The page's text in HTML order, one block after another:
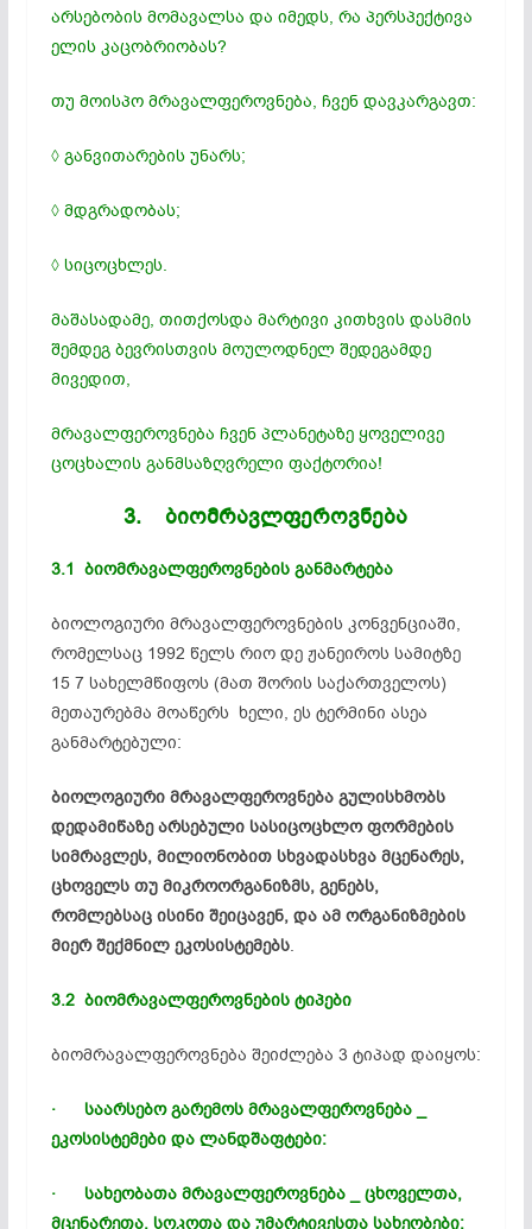
არსებობის მომავალსა და იმედს, რა პერსპექტივა
ელის კაცობრიობას?
თუ მოისპო მრავალფეროვნება, ჩვენ დავკარგავთ:
◊ განვითარების უნარს;
◊ მდგრადობას;
◊ სიცოცხლეს.
მაშასადამე, თითქოსდა მარტივი კითხვის დასმის
შემდეგ ბევრისთვის მოულოდნელ შედეგამდე
მივედით,
მრავალფეროვნება ჩვენ პლანეტაზე ყოველივე
ცოცხალის განმსაზღვრელი ფაქტორია!
3.ბიომრავლფეროვნება
3.1 ბიომრავალფეროვნების განმარტება
ბიოლოგიური მრავალფეროვნების კონვენციაში,
რომელსაც 1992 წელს რიო დე ჟანეიროს სამიტზე
15 7 სახელმწიფოს (მათ შორის საქართველოს)
მეთაურებმა მოაწერს ხელი, ეს ტერმინი ასეა
განმარტებული:
ბიოლოგიური მრავალფეროვნება გულისხმობს
დედამიწაზე არსებული სასიცოცხლო ფორმების
სიმრავლეს, მილიონობით სხვადასხვა მცენარეს,
ცხოველს თუ მიკროორგანიზმს, გენებს,
რომლებსაც ისინი შეიცავენ, და ამ ორგანიზმების
მიერ შექმნილ ეკოსისტემებს.
3.2 ბიომრავალფეროვნების ტიპები
ბიომრავალფეროვნება შეიძლება 3 ტიპად დაიყოს:
· საარსებო გარემოს მრავალფეროვნება _
ეკოსისტემებიდა ლანდშაფტები:
· სახეობათა მრავალფეროვნება _ ცხოველთა,
მცენარეთა, სოკოთადა უმარტივესთასახეობები;